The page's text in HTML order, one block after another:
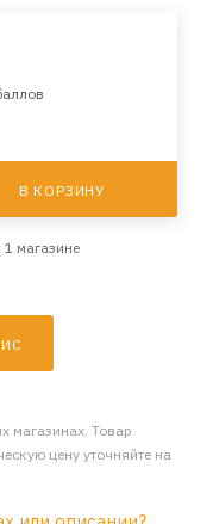
В КОРЗИНУ
1 магазине
магазинах. Товар
цену уточняйте на